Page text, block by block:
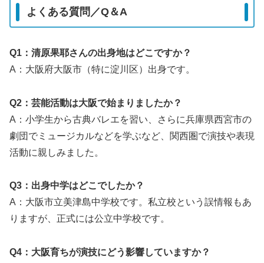
よくある質問／Q＆A
Q1：清原果耶さんの出身地はどこですか？
A：大阪府大阪市（特に淀川区）出身です。
Q2：芸能活動は大阪で始まりましたか？
A：小学生から古典バレエを習い、さらに兵庫県西宮市の
劇団でミュージカルなどを学ぶなど、関西圏で演技や表現
活動に親しみました。
Q3：出身中学はどこでしたか？
A：大阪市立美津島中学校です。私立校という誤情報もあ
りますが、正式には公立中学校です。
Q4：大阪育ちが演技にどう影響していますか？